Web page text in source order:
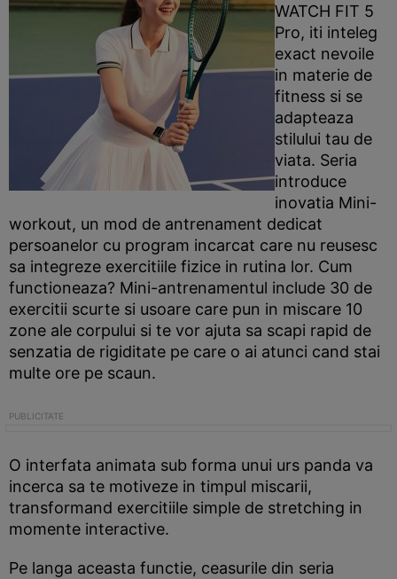
WATCH FIT 5
Pro, iti inteleg
exact nevoile
in materie de
fitness si se
adapteaza
stilului tau de
viata. Seria
introduce
inovatia Mini-
workout, un mod de antrenament dedicat
persoanelor cu program incarcat care nu reusesc
sa integreze exercitiile fizice in rutina lor. Cum
functioneaza? Mini-antrenamentul include 30 de
exercitii scurte si usoare care pun in miscare 10
zone ale corpului si te vor ajuta sa scapi rapid de
senzatia de rigiditate pe care o ai atunci cand stai
multe ore pe scaun.
O interfata animata sub forma unui urs panda va
incerca sa te motiveze in timpul miscarii,
transformand exercitiile simple de stretching in
momente interactive.
Pe langa aceasta functie, ceasurile din seria